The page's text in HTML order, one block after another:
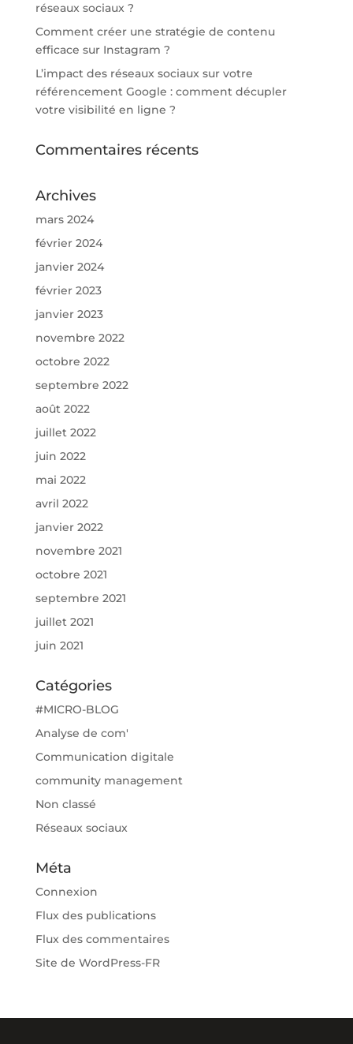
réseaux sociaux ?
Comment créer une stratégie de contenu
efficace sur Instagram ?
L’impact des réseaux sociaux sur votre
référencement Google : comment décupler
votre visibilité en ligne ?
Commentaires récents
Archives
mars 2024
février 2024
janvier 2024
février 2023
janvier 2023
novembre 2022
octobre 2022
septembre 2022
août 2022
juillet 2022
juin 2022
mai 2022
avril 2022
janvier 2022
novembre 2021
octobre 2021
septembre 2021
juillet 2021
juin 2021
Catégories
#MICRO-BLOG
Analyse de com'
Communication digitale
community management
Non classé
Réseaux sociaux
Méta
Connexion
Flux des publications
Flux des commentaires
Site de WordPress-FR